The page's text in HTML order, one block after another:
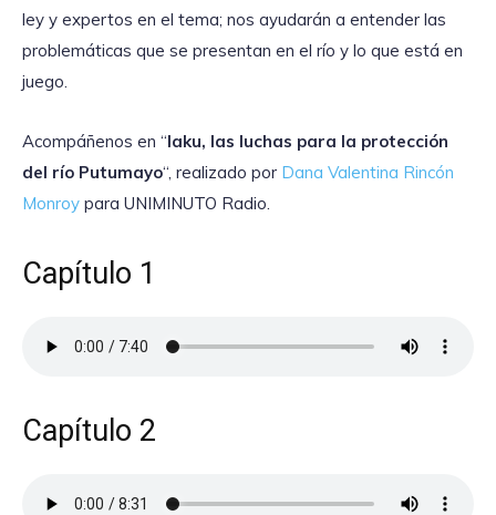
ley y expertos en el tema; nos ayudarán a entender las
problemáticas que se presentan en el río y lo que está en
juego.
Acompáñenos en “Iaku, las luchas para la protección
del río Putumayo“, realizado por Dana Valentina Rincón
Monroy para UNIMINUTO Radio.
Capítulo 1
Capítulo 2